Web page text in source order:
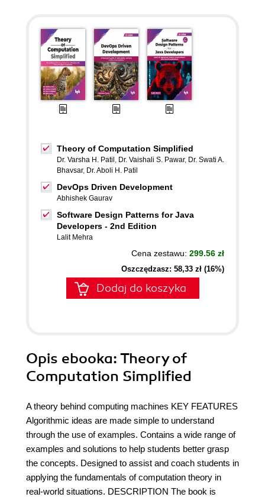
Theory of Computation Simplified
Dr. Varsha H. Patil , Dr. Vaishali S. Pawar, Dr. Swati A.
Bhavsar, Dr. Aboli H. Patil
DevOps Driven Development
Abhishek Gaurav
Software Design Patterns for Java
Developers - 2nd Edition
Lalit Mehra
Cena zestawu: 299.56 zł
Oszczędzasz: 58,33 zł (16%)
Dodaj do koszyka
Opis ebooka: Theory of
Computation Simplified
A theory behind computing machines KEY FEATURES
Algorithmic ideas are made simple to understand
through the use of examples. Contains a wide range of
examples and solutions to help students better grasp
the concepts. Designed to assist and coach students in
applying the fundamentals of computation theory in
real-world situations. DESCRIPTION The book is